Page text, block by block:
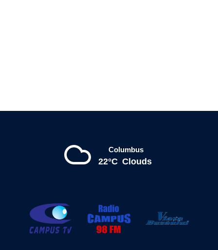
Columbus
22°C Clouds